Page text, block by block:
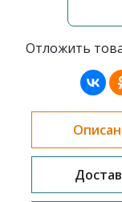
Отложить